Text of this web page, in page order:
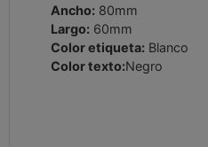
Ancho: 80mm
Largo: 60mm
Color etiqueta: Blanco
Color texto:Negro